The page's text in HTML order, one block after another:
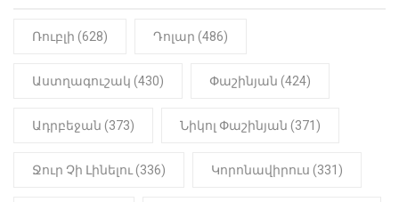
Նիկոլ Փաշինյան
ԻՐԱԴԱՐՁԱՅԻՆ 22:01
մանկապղծության համար
մարմինը
Ռուբլի (628) Դոլար (486)
Աստղագուշակ (430) Փաշինյան (424)
Ադրբեջան (373) Նիկոլ Փաշինյան (371)
Ջուր Չի Լինելու (336) Կորոնավիրուս (331)